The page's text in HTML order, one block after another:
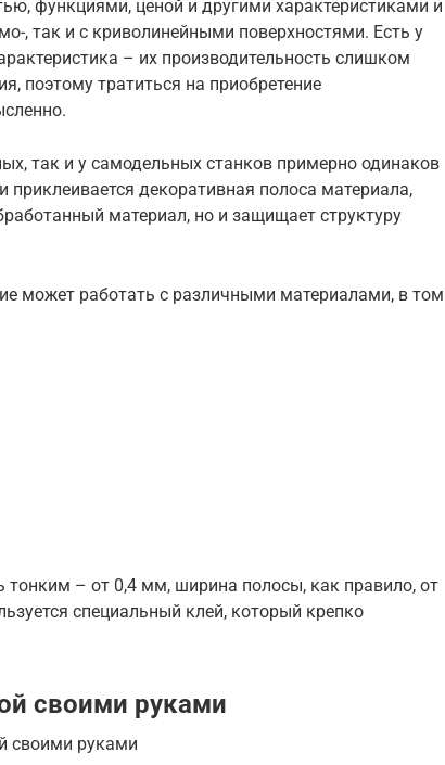
функциями, ценой и другими характеристиками и
, так и с криволинейными поверхностями. Есть у
– их производительность слишком
поэтому тратиться на приобретение
так и у самодельных станков примерно одинаков
приклеивается декоративная полоса материала,
материал, но и защищает структуру
может работать с различными материалами, в том
– от 0,4 мм, ширина полосы, как правило, от
специальный клей, который крепко
своими руками
своими руками